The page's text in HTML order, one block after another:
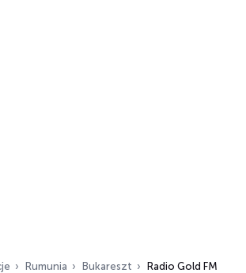
Rumunia Bukareszt Radio Gold FM